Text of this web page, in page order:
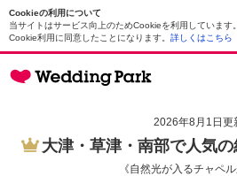
Cookieの利用について
当サイトはサービス向上のためCookieを利用しています
Cookie利用に同意したことになります。 詳しくはこちら
2026年8月1日更
大津・草津・南部で人気
《自然光が入るチャペル